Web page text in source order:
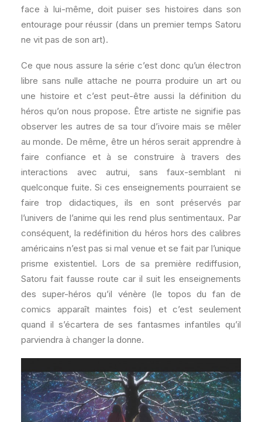
face à lui-même, doit puiser ses histoires dans son
entourage pour réussir (dans un premier temps Satoru
ne vit pas de son art).
Ce que nous assure la série c’est donc qu’un électron
libre sans nulle attache ne pourra produire un art ou
une histoire et c’est peut-être aussi la définition du
héros qu’on nous propose. Être artiste ne signifie pas
observer les autres de sa tour d’ivoire mais se mêler
au monde. De même, être un héros serait apprendre à
faire confiance et à se construire à travers des
interactions avec autrui, sans faux-semblant ni
quelconque fuite. Si ces enseignements pourraient se
faire trop didactiques, ils en sont préservés par
l’univers de l’anime qui les rend plus sentimentaux. Par
conséquent, la redéfinition du héros hors des calibres
américains n’est pas si mal venue et se fait par l’unique
prisme existentiel. Lors de sa première rediffusion,
Satoru fait fausse route car il suit les enseignements
des super-héros qu’il vénère (le topos du fan de
comics apparaît maintes fois) et c’est seulement
quand il s’écartera de ses fantasmes infantiles qu’il
parviendra à changer la donne.